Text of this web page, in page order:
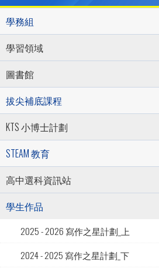
學務組
學習領域
圖書館
拔尖補底課程
KTS 小博士計劃
STEAM 教育
高中選科資訊站
學生作品
2025 - 2026 寫作之星計劃_上
2024 - 2025 寫作之星計劃_下